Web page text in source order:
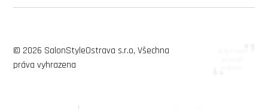
© 2026 SalonStyleOstrava s.r.o, Všechna
práva vyhrazena